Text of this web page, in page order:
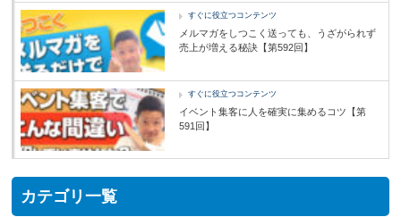
すぐに役立つコンテンツ
メルマガをしつこく送っても、うざがられず
売上が増える秘訣【第592回】
すぐに役立つコンテンツ
イベント集客に人を確実に集めるコツ【第
591回】
カテゴリ一覧